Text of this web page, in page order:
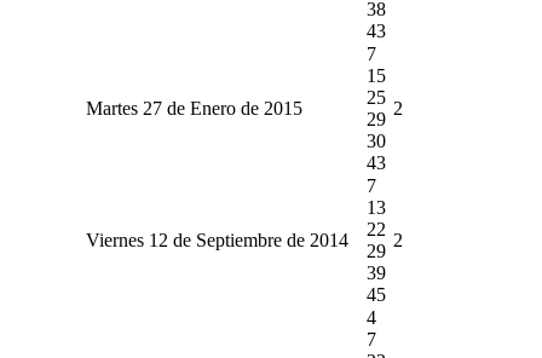
38
43
Martes 27 de Enero de 2015
7
15
25
29
30
43
2
Viernes 12 de Septiembre de 2014
7
13
22
29
39
45
2
4
7